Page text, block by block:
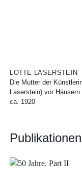
LOTTE LASERSTEIN
Die Mutter der
Laserstein) vor Häusern
ca. 1920